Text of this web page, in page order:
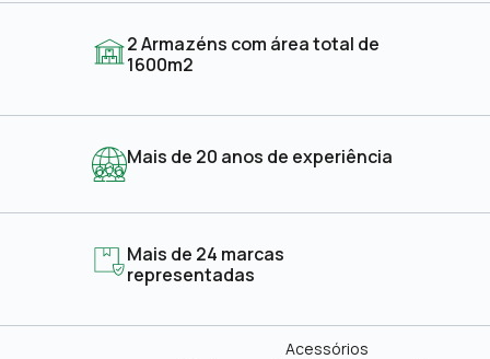
2 Armazéns com área total de
1600m2
Mais de 20 anos de experiência
Mais de 24 marcas
representadas
Acessórios